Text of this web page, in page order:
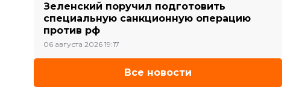
Зеленский поручил подготовить
специальную санкционную операцию
против рф
06 августа 2026 19:17
Все новости